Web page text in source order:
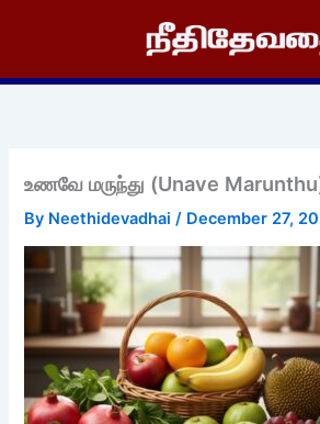
உணவே மருந்து (Unave
By Neethidevadhai/ December 27,